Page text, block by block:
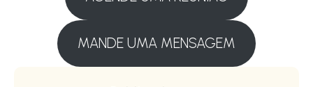
MANDE UMA MENSAGEM